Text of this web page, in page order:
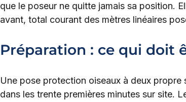
que le poseur ne quitte jamais sa position.
avant, total courant des mètres linéaires
Préparation : ce qui doit
Une pose protection oiseaux à deux
dans les trente premières minutes sur site.